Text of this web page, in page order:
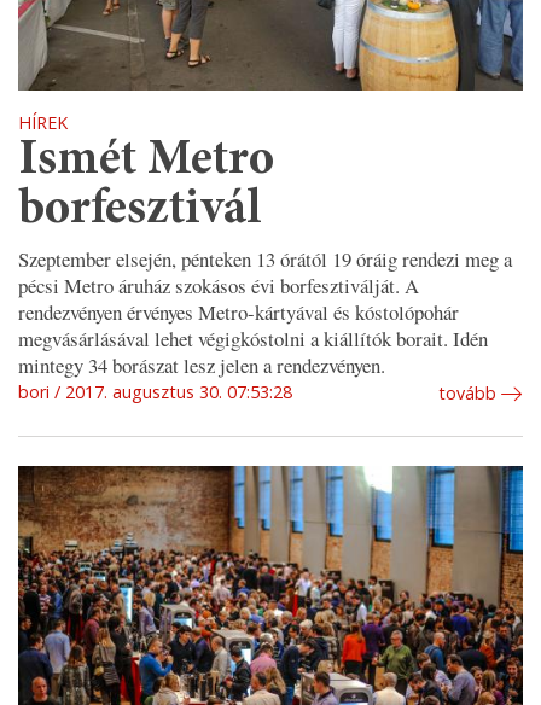
HÍREK
Ismét Metro
borfesztivál
Szeptember elsején, pénteken 13 órától 19 óráig rendezi meg a
pécsi Metro áruház szokásos évi borfesztiválját. A
rendezvényen érvényes Metro-kártyával és kóstolópohár
megvásárlásával lehet végigkóstolni a kiállítók borait. Idén
mintegy 34 borászat lesz jelen a rendezvényen.
bori 2017. augusztus 30. 07:53:28 tovább